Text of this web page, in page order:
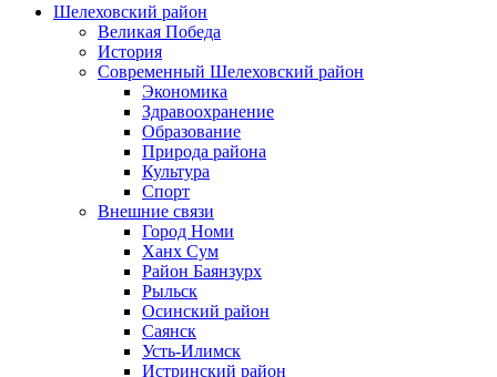
Шелеховский район
Великая Победа
История
Современный Шелеховский район
Экономика
Здравоохранение
Образование
Природа района
Культура
Спорт
Внешние связи
Город Номи
Ханх Сум
Район Баянзурх
Рыльск
Осинский район
Саянск
Усть-Илимск
Истринский район